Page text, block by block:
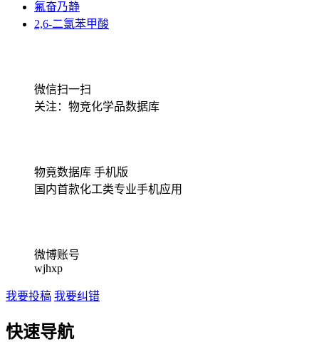
氟奋乃静
2,6-二氯苯甲酸
微信扫一扫
关注：物竞化学品数据库
物竟数据库 手机版
国内首款化工类专业手机应用
微博账号
wjhxp
我要投稿 我要纠错
快速导航